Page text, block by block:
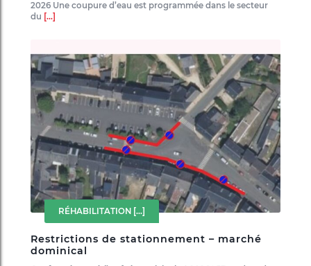
2026 Une coupure d’eau est programmée dans le secteur
du [...]
RÉHABILITATION [...]
Restrictions de stationnement – marché
dominical